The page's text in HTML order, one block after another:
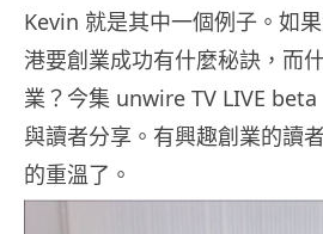
Kevin 就是其中一個例子。如
港要創業成功有什麼秘訣，而
業？今集 unwire TV LIVE
與讀者分享。有興趣創業的讀
的重溫了。